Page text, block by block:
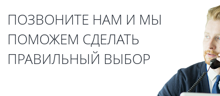
ПОЗВОНИТЕ НАМ И МЫ
ПОМОЖЕМ СДЕЛАТЬ
ПРАВИЛЬНЫЙ ВЫБОР